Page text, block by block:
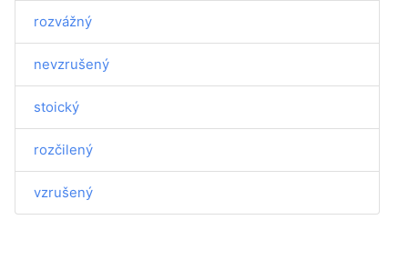
rozvážný
nevzrušený
stoický
rozčilený
vzrušený